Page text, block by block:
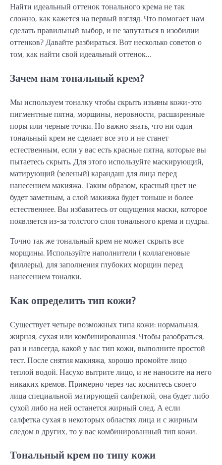
Найти идеальный оттенок тонального крема не так
сложно, как кажется на первый взгляд. Что помогает нам
сделать правильный выбор, и не запутаться в изобилии
оттенков? Давайте разбираться. Вот несколько советов о
том, как найти свой идеальный оттенок…
Зачем нам тональный крем?
Мы используем тоналку чтобы скрыть изъяны кожи-это
пигментные пятна, морщины, неровности, расширенные
поры или черные точки. Но важно знать, что ни один
тональный крем не сделает все это и не станет
естественным, если у вас есть красные пятна, которые вы
пытаетесь скрыть. Для этого используйте маскирующий,
матирующий (зеленый) карандаш для лица перед
нанесением макияжа. Таким образом, красный цвет не
будет заметным, а слой макияжа будет тоньше и более
естественнее. Вы избавитесь от ощущения маски, которое
появляется из-за толстого слоя тонального крема и пудры.
Точно так же тональный крем не может скрыть все
морщины. Используйте наполнители ( коллагеновые
филлеры), для заполнения глубоких морщин перед
нанесением тоналки.
Как определить тип кожи?
Существует четыре возможных типа кожи: нормальная,
жирная, сухая или комбинированная. Чтобы разобраться,
раз и навсегда, какой у вас тип кожи, выполните простой
тест. После снятия макияжа, хорошо промойте лицо
теплой водой. Насухо вытрите лицо, и не наносите на него
никаких кремов. Примерно через час коснитесь своего
лица специальной матирующей салфеткой, она будет либо
сухой либо на ней останется жирный след. А если
салфетка сухая в некоторых областях лица и с жирным
следом в других, то у вас комбинированный тип кожи.
Тональный крем по типу кожи